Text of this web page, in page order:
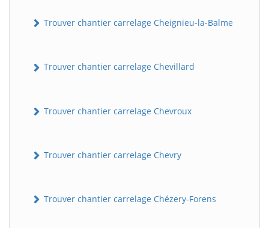
Trouver chantier carrelage Cheignieu-la-Balme
Trouver chantier carrelage Chevillard
Trouver chantier carrelage Chevroux
Trouver chantier carrelage Chevry
Trouver chantier carrelage Chézery-Forens